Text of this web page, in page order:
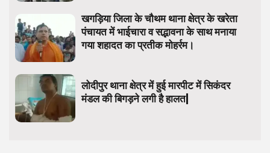
खगड़िया जिला के चौथम थाना क्षेत्र के खरेता
पंचायत में भाईचारा व सद्भावना के साथ मनाया
गया शहादत का प्रतीक मोहर्रम।
लोदीपुर थाना क्षेत्र में हुई मारपीट में सिकंदर
मंडल की बिगड़ने लगी है हालत|